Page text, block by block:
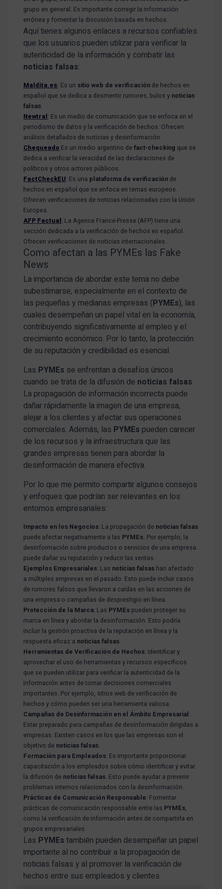
grupo en general. Es importante corregir la información
errónea y fomentar la discusión basada en hechos.
Aquí tienes algunos enlaces a recursos confiables
que los usuarios pueden utilizar para verificar la
autenticidad de la información y combatir las
noticias falsas:
Maldita.es: Es un sitio web de verificación de hechos en
español que se dedica a desmentir rumores, bulos y noticias
falsas.
Newtral: Es un medio de comunicación que se enfoca en el
periodismo de datos y la verificación de hechos. Ofrecen
análisis detallados de noticias y desinformación.
Chequeado:Es un medio argentino defact-checking que se
dedica a verificar la veracidad de las declaraciones de
políticos y otros actores públicos.
FactCheckEU: Es una plataforma de verificación de
hechos en español que se enfoca en temas europeos.
Ofrecen verificaciones de noticias relacionadas con la Unión
Europea.
AFP Factual: La Agence France-Presse (AFP) tiene una
sección dedicada a la verificación de hechos en español.
Ofrecen verificaciones de noticias internacionales.
Como afectan a las PYMEs las Fake
News
La importancia de abordar este tema no debe
subestimarse, especialmente en el contexto de
las pequeñas y medianas empresas (PYMEs), las
cuales desempeñan un papel vital en la economía,
contribuyendo significativamente al empleo y el
crecimiento económico. Por lo tanto, la protección
de su reputación y credibilidad es esencial.
Las PYMEs se enfrentan a desafíos únicos
cuando se trata de la difusión de noticias falsas.
La propagación de información incorrecta puede
dañar rápidamente la imagen de una empresa,
alejar a los clientes y afectar sus operaciones
comerciales. Además, las PYMEs pueden carecer
de los recursos y la infraestructura que las
grandes empresas tienen para abordar la
desinformación de manera efectiva.
Por lo que me permito compartir algunos consejos
y enfoques que podrían ser relevantes en los
entornos empresariales:
Impacto en los Negocios: La propagación de noticias falsas
puede afectar negativamente a las PYMEs. Por ejemplo, la
desinformación sobre productos o servicios de una empresa
puede dañar su reputación y reducir las ventas.
Ejemplos Empresariales: Las noticias falsas han afectado
a múltiples empresas en el pasado. Esto puede incluir casos
de rumores falsos que llevaron a caídas en las acciones de
una empresa o campañas de desprestigio en línea.
Protección de la Marca: Las PYMEs pueden proteger su
marca en línea y abordar la desinformación. Esto podría
incluir la gestión proactiva de la reputación en línea y la
respuesta eficaz a noticias falsas.
Herramientas de Verificación de Hechos: Identificar y
aprovechar el uso de herramientas y recursos específicos
que se pueden utilizar para verificar la autenticidad de la
información antes de tomar decisiones comerciales
importantes. Por ejemplo, sitios web de verificación de
hechos y cómo pueden ser una herramienta valiosa.
Campañas de Desinformación en el Ámbito Empresarial:
Estar preparado para campañas de desinformación dirigidas a
empresas. Existen casos en los que las empresas son el
objetivo de noticias falsas.
Formación para Empleados: Es importante proporcionar
capacitación a los empleados sobre cómo identificar y evitar
la difusión de noticias falsas. Esto puede ayudar a prevenir
problemas internos relacionados con la desinformación.
Prácticas de Comunicación Responsable: Fomentar
prácticas de comunicación responsable entre las PYMEs,
como la verificación de información antes de compartirla en
grupos empresariales.
Las PYMEs también pueden desempeñar un papel
importante al no contribuir a la propagación de
noticias falsas y al promover la verificación de
hechos entre sus empleados y clientes.